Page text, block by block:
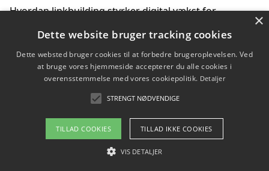
Hvordan linkbuilding styrker digital vækst for
Sådan har udviklingen inden for genbrug af elektronik
ændret sig
Copyright 2026 - Pilanto Aps
Om / kontakt
×
Dette website bruger tracking cookies
Dette websted bruger cookies til at forbedre brugeroplevelsen. Ved
at bruge vores hjemmeside accepterer du alle cookies i
overensstemmelse med vores cookiepolitik. Detaljer
STRENGT NØDVENDIGE
TILLAD COOKIES TILLAD IKKE COOKIES
VIS DETALJER